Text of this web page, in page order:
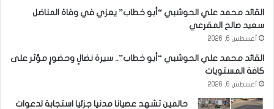
القائد محمد علي الحوشبي “أبو خطاب” يعزي في وفاة المناضل
سعيد صالح المقرعي
أغسطس 6, 2026
القائد محمد علي الحوشبي “أبو خطاب”.. سيرة نضالٍ وحضورٍ مؤثر على
كافة المستويات
أغسطس 6, 2026
حالمين تشهد عصيانا مدنيا جزئيا استجابة لدعوات